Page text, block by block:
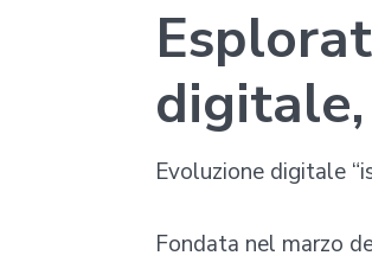
Evoluzione digitale
Fondata nel marzo